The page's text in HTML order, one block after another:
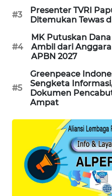
#3
Presenter TVRI
Ditemukan Tewas
#4
MK Putuskan
Ambil dari
APBN 2027
#5
Greenpeace
Sengketa
Dokumen
Ampat
NEWS
METRO
SIANTAR
NEWS
METRO
MEDAN
NEWS
NEWS
KRT